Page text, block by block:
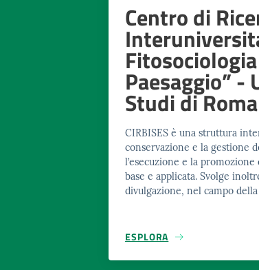
Centro di
Paesaggio” -
Studi di
CIRBISES è una struttura
conservazione e la gestione
l’esecuzione e la
base e applicata. Svolge
divulgazione, nel campo
ESPLORA